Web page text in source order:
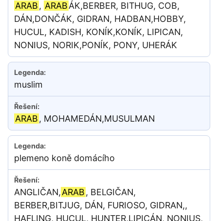
ARAB, ARABÁK,BERBER, BITHUG, COB,
DÁN,DONČÁK, GIDRAN, HADBAN,HOBBY,
HUCUL, KADISH, KONÍK,KONÍK, LIPICAN,
NONIUS, NORIK,PONÍK, PONY, UHERÁK
muslim
ARAB, MOHAMEDÁN,MUSULMAN
plemeno koně domácího
ANGLIČAN,ARAB, BELGIČAN,
BERBER,BITJUG, DÁN, FURIOSO, GIDRAN,,
HAFLING, HUCUL, HUNTER,LIPICÁN, NONIUS,